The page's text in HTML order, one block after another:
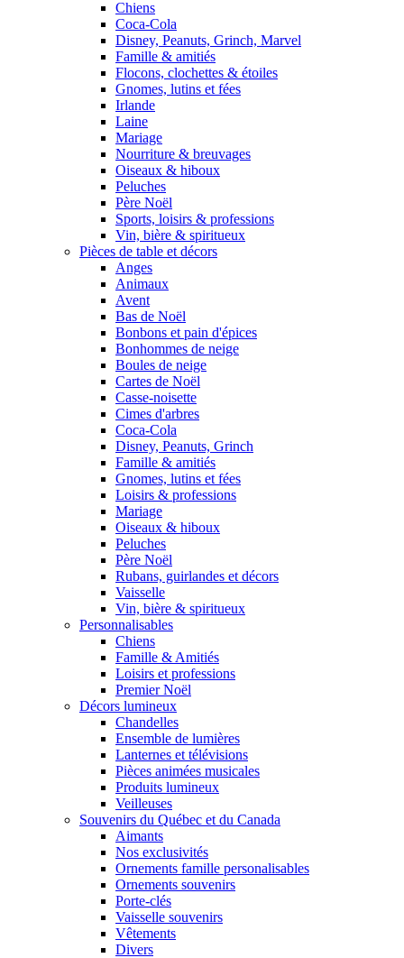
Chiens
Coca-Cola
Disney, Peanuts, Grinch, Marvel
Famille & amitiés
Flocons, clochettes & étoiles
Gnomes, lutins et fées
Irlande
Laine
Mariage
Nourriture & breuvages
Oiseaux & hiboux
Peluches
Père Noël
Sports, loisirs & professions
Vin, bière & spiritueux
Pièces de table et décors
Anges
Animaux
Avent
Bas de Noël
Bonbons et pain d'épices
Bonhommes de neige
Boules de neige
Cartes de Noël
Casse-noisette
Cimes d'arbres
Coca-Cola
Disney, Peanuts, Grinch
Famille & amitiés
Gnomes, lutins et fées
Loisirs & professions
Mariage
Oiseaux & hiboux
Peluches
Père Noël
Rubans, guirlandes et décors
Vaisselle
Vin, bière & spiritueux
Personnalisables
Chiens
Famille & Amitiés
Loisirs et professions
Premier Noël
Décors lumineux
Chandelles
Ensemble de lumières
Lanternes et télévisions
Pièces animées musicales
Produits lumineux
Veilleuses
Souvenirs du Québec et du Canada
Aimants
Nos exclusivités
Ornements famille personalisables
Ornements souvenirs
Porte-clés
Vaisselle souvenirs
Vêtements
Divers